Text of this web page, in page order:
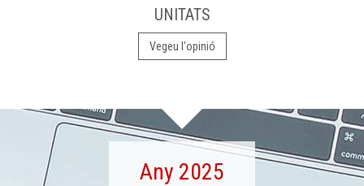
UNITATS
Vegeu l'opinió
Any 2025